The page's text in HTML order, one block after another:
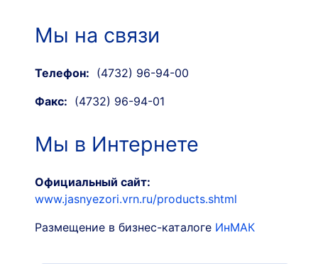
Мы на связи
Телефон: (4732) 96-94-00
Факс: (4732) 96-94-01
Мы в Интернете
Официальный сайт:
www.jasnyezori.vrn.ru/products.shtml
Размещение в бизнес-каталоге ИнМАК